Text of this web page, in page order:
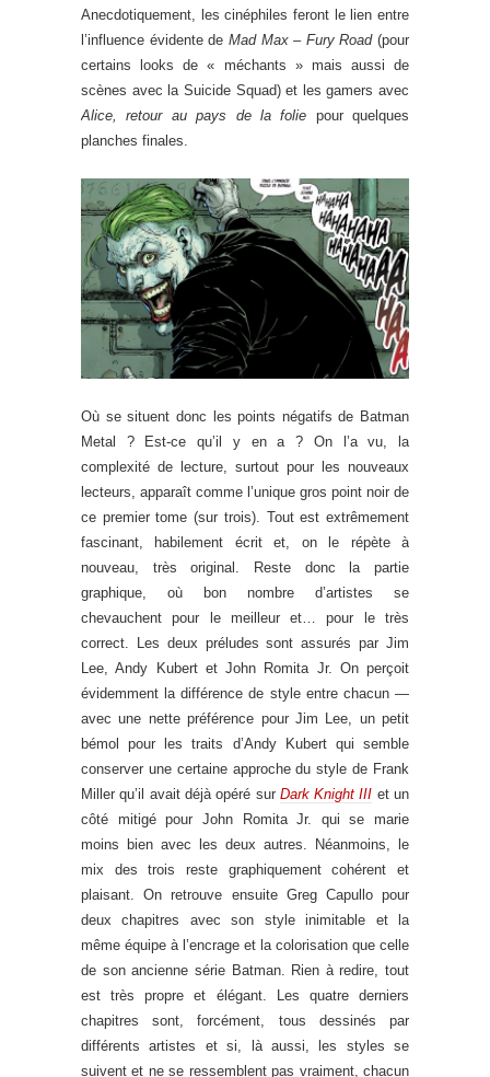
Anecdotiquement, les cinéphiles feront le lien entre
l’influence évidente de Mad Max – Fury Road(pour
certains looks de « méchants » mais aussi de
scènes avec la Suicide Squad) et les gamers avec
Alice, retour au pays de la folie pour quelques
planches finales.
Où se situent donc les points négatifs de Batman
Metal ? Est-ce qu’il y en a ? On l’a vu, la
complexité de lecture, surtout pour les nouveaux
lecteurs, apparaît comme l’unique gros point noir de
ce premier tome (sur trois). Tout est extrêmement
fascinant, habilement écrit et, on le répète à
nouveau, très original. Reste donc la partie
graphique, où bon nombre d’artistes se
chevauchent pour le meilleur et… pour le très
correct. Les deux préludes sont assurés par Jim
Lee, Andy Kubert et John Romita Jr. On perçoit
évidemment la différence de style entre chacun —
avec une nette préférence pour Jim Lee, un petit
bémol pour les traits d’Andy Kubert qui semble
conserver une certaine approche du style de Frank
Miller qu’il avait déjà opéré sur Dark Knight III et un
côté mitigé pour John Romita Jr. qui se marie
moins bien avec les deux autres. Néanmoins, le
mix des trois reste graphiquement cohérent et
plaisant. On retrouve ensuite Greg Capullo pour
deux chapitres avec son style inimitable et la
même équipe à l’encrage et la colorisation que celle
de son ancienne série Batman. Rien à redire, tout
est très propre et élégant. Les quatre derniers
chapitres sont, forcément, tous dessinés par
différents artistes et si, là aussi, les styles se
suivent et ne se ressemblent pas vraiment, chacun